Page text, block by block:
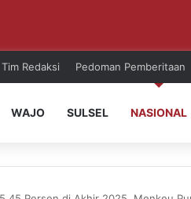
Tim Redaksi Pedoman Pemberitaan
WAJO SULSEL NASIONAL